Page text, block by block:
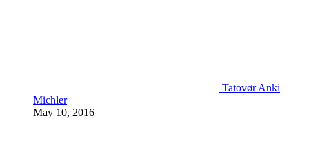
Tatovør Anki
Michler
May 10, 2016